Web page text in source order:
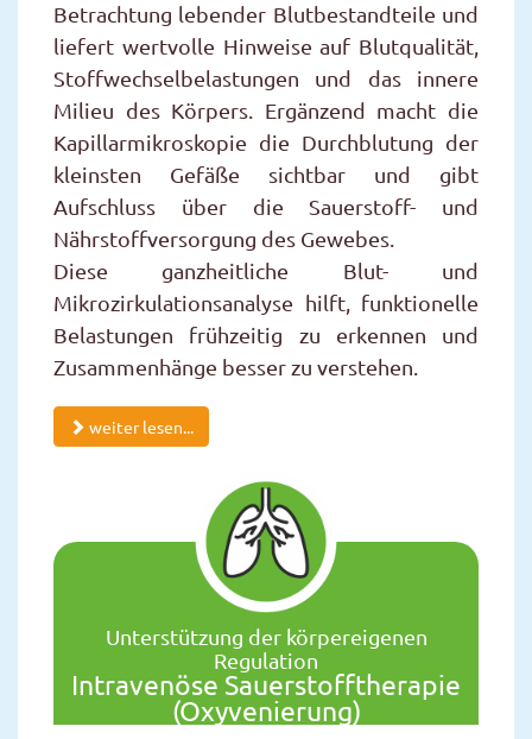
Betrachtung lebender Blutbestandteile und
liefert wertvolle Hinweise auf Blutqualität,
Stoffwechselbelastungen und das innere
Milieu des Körpers. Ergänzend macht die
Kapillarmikroskopie die Durchblutung der
kleinsten Gefäße sichtbar und gibt
Aufschluss über die Sauerstoff- und
Nährstoffversorgung des Gewebes.
Diese ganzheitliche Blut- und
Mikrozirkulationsanalyse hilft, funktionelle
Belastungen frühzeitig zu erkennen und
Zusammenhänge besser zu verstehen.
weiter lesen...
Unterstützung der körpereigenen
Regulation
Intravenöse Sauerstofftherapie
(Oxyvenierung)